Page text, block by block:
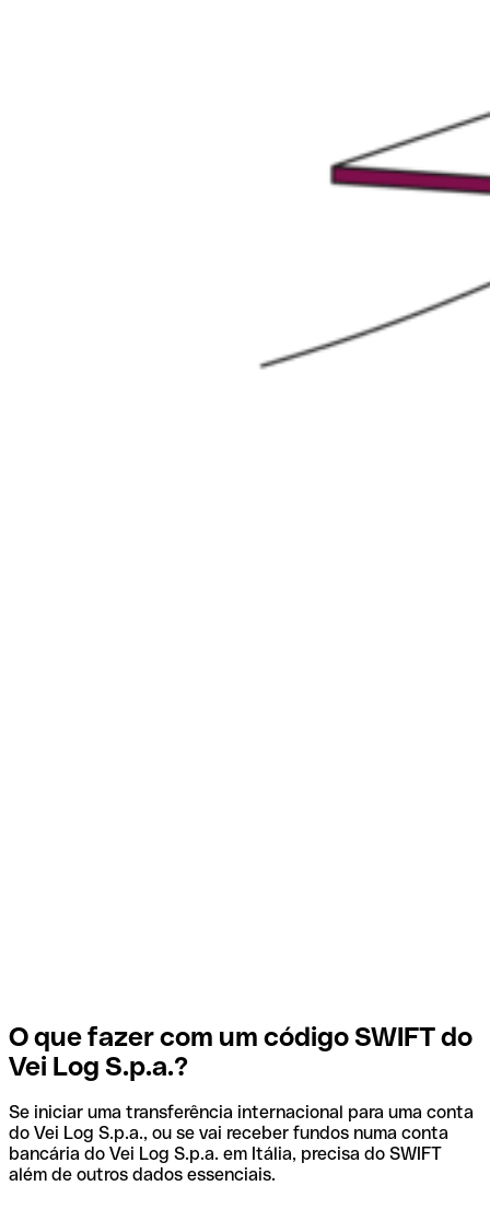
O que fazer com um código SWIFT do
Vei Log S.p.a.?
Se iniciar uma transferência internacional para uma conta
do Vei Log S.p.a., ou se vai receber fundos numa conta
bancária do Vei Log S.p.a. em Itália, precisa do SWIFT
além de outros dados essenciais.